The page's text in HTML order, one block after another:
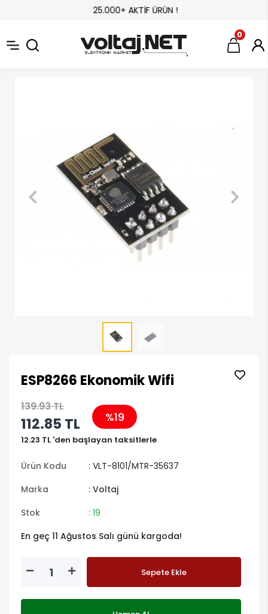
25.000+ AKTİF ÜRÜN !
0
ESP8266 Ekonomik Wifi
139.93 TL
112.85 TL %19
12.23 TL 'den başlayan taksitlerle
Ürün Kodu
: VLT-8101/MTR-35637
Marka
: Voltaj
Stok
: 19
En geç 11 Ağustos Salı günü kargoda!
Sepete Ekle